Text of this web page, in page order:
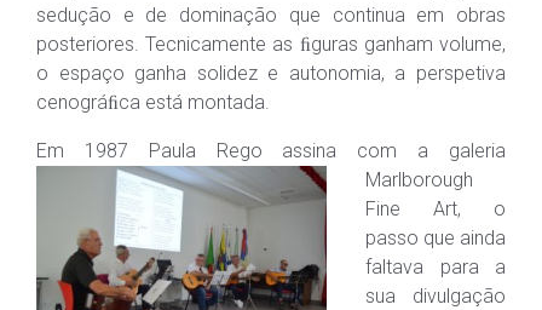
sedução e de dominação que continua em obras
posteriores. Tecnicamente as ﬁguras ganham volume,
o espaço ganha solidez e autonomia, a perspetiva
cenográﬁca está montada.
Em 1987 Paula Rego assina com a galeria
Marlborough
Fine Art, o
passo que ainda
faltava para a
sua divulgação